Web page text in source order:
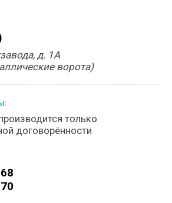
д. 1А
ворота)
только
договорённости